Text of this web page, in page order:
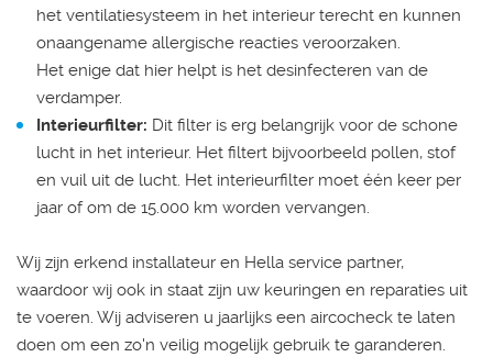
het ventilatiesysteem in het interieur terecht en kunnen
onaangename allergische reacties veroorzaken.
Het enige dat hier helpt is het desinfecteren van de
verdamper.
Interieurfilter: Dit filter is erg belangrijk voor de schone
lucht in het interieur. Het filtert bijvoorbeeld pollen, stof
en vuil uit de lucht. Het interieurfilter moet één keer per
jaar of om de 15.000 km worden vervangen.
Wij zijn erkend installateur en Hella service partner,
waardoor wij ook in staat zijn uw keuringen en reparaties uit
te voeren. Wij adviseren u jaarlijks een aircocheck te laten
doen om een zo'n veilig mogelijk gebruik te garanderen.